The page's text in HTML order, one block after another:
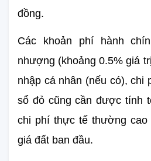
đồng.
Các khoản phí hành
nhượng (khoảng 0.5% giá
nhập cá nhân (nếu có), chi
sổ đỏ cũng cần được tính
chi phí thực tế thường
giá đất ban đầu.